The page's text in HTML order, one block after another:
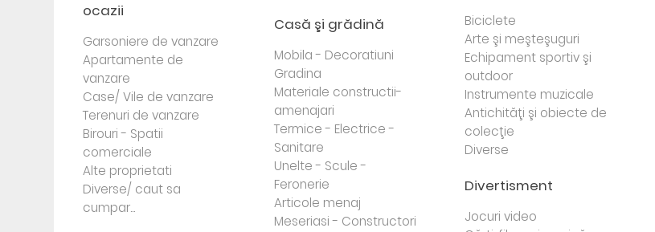
ocazii
Garsoniere de vanzare
Apartamente de
vanzare
Case/ Vile de vanzare
Terenuri de vanzare
Birouri - Spatii
comerciale
Alte proprietati
Diverse/ caut sa
cumpar...
Casă şi grădină
Mobila - Decoratiuni
Gradina
Materiale constructii-
amenajari
Termice - Electrice -
Sanitare
Unelte - Scule -
Feronerie
Articole menaj
Meseriasi - Constructori
Biciclete
Arte şi meşteşuguri
Echipament sportiv şi
outdoor
Instrumente muzicale
Antichităţi şi obiecte de
colecţie
Diverse
Divertisment
Jocuri video